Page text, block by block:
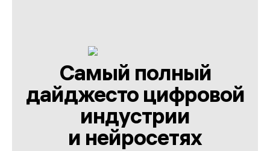
Самый полный
дайджесто цифровой
индустрии
и нейросетях